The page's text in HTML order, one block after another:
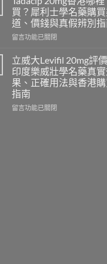
怎
麼
選？
2026
效
果、
價
錢、
副
作
名
藥
邊
隻
Cenforce-
100、
Kamagra
與
Kamagra
Oral
買？犀利士學名藥購
道、價錢與真假辨別
在
20mg
香
港
哪
裡
買？
留言功能已關閉
立威大Levifil 20mg評價
印度樂威壯學名藥真
果、正確用法與香港
指南
在
留言功能已關閉